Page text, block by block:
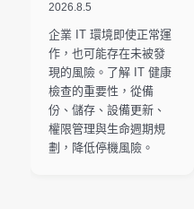
2026.8.5
企業 IT 環境即使正常運
作，也可能存在未被發
現的風險。了解 IT 健康
檢查的重要性，從備
份、儲存、設備更新、
權限管理與生命週期規
劃，降低停機風險。